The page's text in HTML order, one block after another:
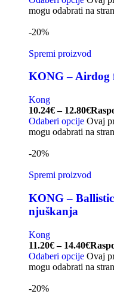
mogu odabrati na
-20%
Spremi proizvod
KONG – Airdog
Kong
10.24€ – 12.80€
Odaberi opcije Ovaj
mogu odabrati na
-20%
Spremi proizvod
KONG –
njuškanja
Kong
11.20€ – 14.40€
Odaberi opcije Ovaj
mogu odabrati na
-20%